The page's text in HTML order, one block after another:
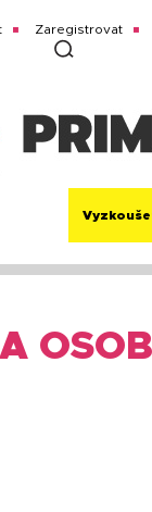
Zaregistrovat